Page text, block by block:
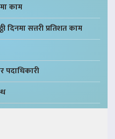
काम
सत्तरी प्रतिशत काम
पदाधिकारी